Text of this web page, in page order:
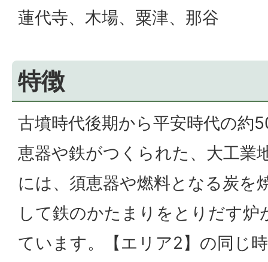
蓮代寺、木場、粟津、那谷
特徴
古墳時代後期から平安時代の約
恵器や鉄がつくられた、大工業
には、須恵器や燃料となる炭を
して鉄のかたまりをとりだす
ています。【エリア2】の同じ